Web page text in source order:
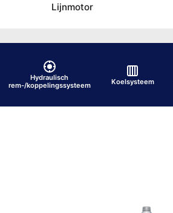
Lijnmotor
Hydraulisch
rem-/koppelingssysteem
Koelsysteem